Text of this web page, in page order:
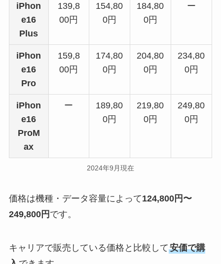
iPhon
e16
Plus
139,8
00円
154,80
0円
184,80
0円
ー
iPhon
e16
Pro
159,8
00円
174,80
0円
204,80
0円
234,80
0円
iPhon
e16
ProM
ax
ー
189,80
0円
219,80
0円
249,80
0円
2024年9月現在
価格は機種・データ容量によって124,800円〜
249,800円 です。
キャリアで販売している価格と比較して安価で購